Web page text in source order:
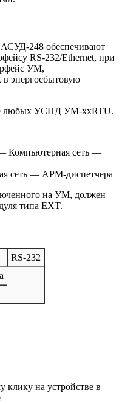
248 обеспечивают
RS-232/Ethernet, при
УМ,
энергосбытовую
любых УСПД УМ-xxRTU.
сеть —
сеть — АРМ-диспетчера
на УМ, должен
типа EXT.
RS-232
на устройстве в